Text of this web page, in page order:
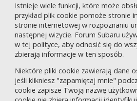
Istnieje wiele funkcji, które może
przykład plik cookie pomoże stronie
stronie internetowej w rozpoznaniu
następnej wizycie. Forum Subaru
w tej polityce, aby odnosić się do
zbierają informacje w ten sposób.
Niektóre pliki cookie zawierają dane
jeśli klikniesz "zapamiętaj mnie"
cookie zapisze Twoją nazwę